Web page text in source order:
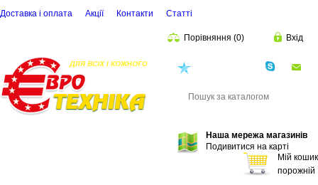
Доставка і оплата Акції Контакти Статті
Порівняння (0) Вхід
Наша мережа магазинів
Подивитися на карті
Мій кошик
порожній